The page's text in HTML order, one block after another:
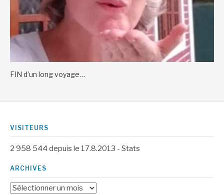
FIN d’un long voyage…
VISITEURS
2 958 544 depuis le 17.8.2013 - Stats
ARCHIVES
Archives